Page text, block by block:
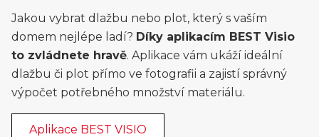
Jakou vybrat dlažbu nebo plot, který s vaším
domem nejlépe ladí? Díky aplikacím BEST Visio
to zvládnete hravě. Aplikace vám ukáží ideální
dlažbu či plot přímo ve fotografii a zajistí správný
výpočet potřebného množství materiálu.
Aplikace BEST VISIO